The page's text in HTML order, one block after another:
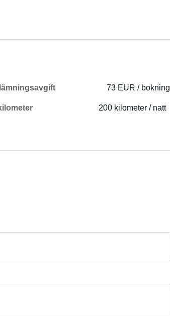
73 EUR / bokning
200 kilometer / natt